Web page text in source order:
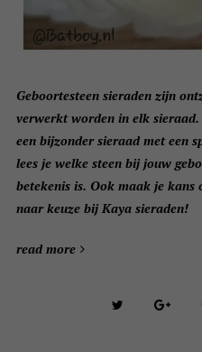
Geboortesteen sieraden zijn
verwerkt worden in elk
een bijzonder sieraad met een
lees je welke steen bij jouw
betekenis is. Ook maak je kans
naar keuze bij Kaya sieraden!
read more